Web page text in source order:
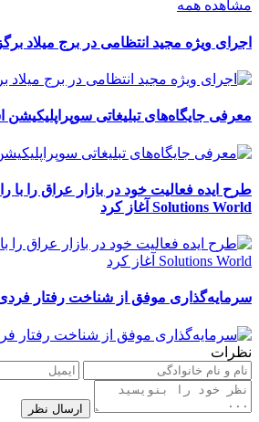
مشاهده همه
اجرای ویژه مجید انتظامی در برج میلاد
معرفی جایگاه‌های تبلیغاتی
Solutions World آغاز کرد
سرمایه‌گذاری موفق از شناخت رفتار
نظرات